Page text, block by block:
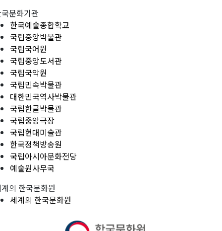
문화기관
한국예술종합학교
국립중앙박물관
국립국어원
국립중앙도서관
국립국악원
국립민속박물관
대한민국역사박물관
국립한글박물관
국립중앙극장
국립현대미술관
한국정책방송원
국립아시아문화전당
예술원사무국
의 한국문화원
세계의 한국문화원